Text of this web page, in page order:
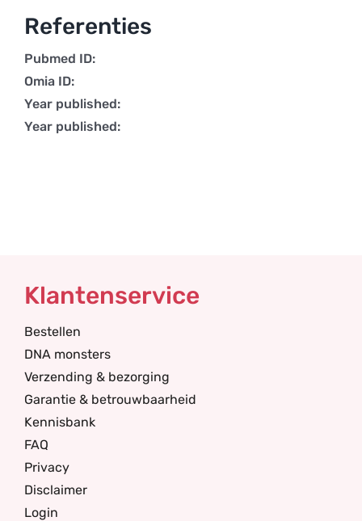
Referenties
Pubmed ID:
Omia ID:
Year published:
Year published:
Klantenservice
Bestellen
DNA monsters
Verzending & bezorging
Garantie & betrouwbaarheid
Kennisbank
FAQ
Privacy
Disclaimer
Login